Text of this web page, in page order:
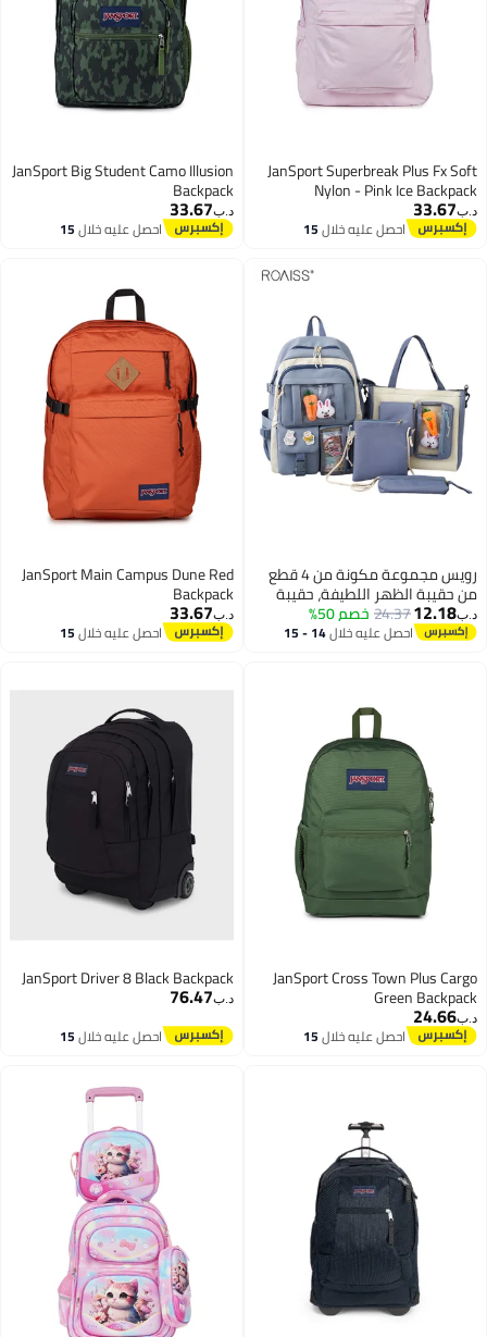
JanSport Superbreak Plus Fx Soft
Nylon - Pink Ice Backpack
د.ب‏33.67
احصل عليه خلال15
JanSport Big Student Camo Illusion
Backpack
د.ب‏33.67
احصل عليه خلال15
رويس مجموعة مكونة من 4 قطع
من حقيبة الظهر اللطيفة، حقيبة
مدرسية للفتيات لطلاب المدارس
الابتدائية، حقيبة مدرسية للأطفال
د.ب‏12.18
24.37خصم 50%
احصل عليه خلال 14 - 15
JanSport Main Campus Dune Red
Backpack
د.ب‏33.67
احصل عليه خلال15
JanSport Cross Town Plus Cargo
Green Backpack
د.ب‏24.66
احصل عليه خلال15
JanSport Driver 8 Black Backpack
د.ب‏76.47
احصل عليه خلال15